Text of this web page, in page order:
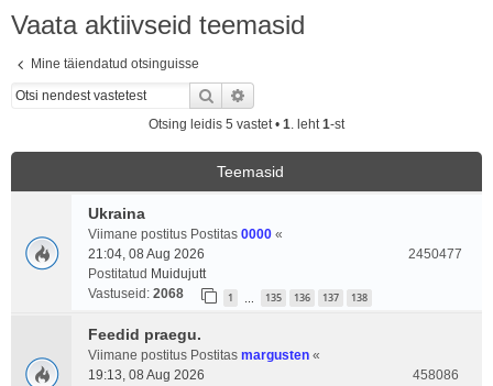
Vaata aktiivseid teemasid
Mine täiendatud otsinguisse
Otsi
Otsing leidis 5 vastet • 1. leht1-st
Teemasid
Ukraina
Viimane postitus Postitas 0000 «
21:04, 08 Aug 2026
Postitatud Muidujutt
Vastuseid: 2068 1 135 136 137 138
2450477
Feedid praegu.
Viimane postitus Postitas margusten «
19:13, 08 Aug 2026
458086